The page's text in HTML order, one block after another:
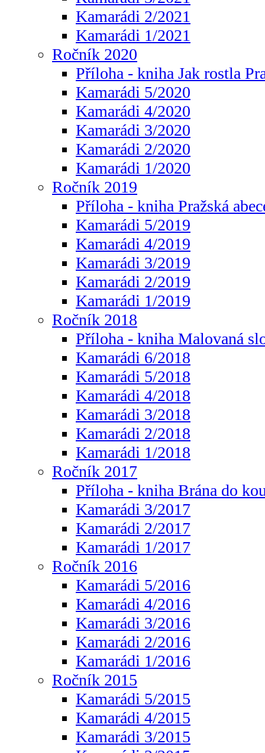
Kamarádi 2/2021
Kamarádi 1/2021
Ročník 2020
Příloha - kniha Jak rostla
Kamarádi 5/2020
Kamarádi 4/2020
Kamarádi 3/2020
Kamarádi 2/2020
Kamarádi 1/2020
Ročník 2019
Příloha - kniha Pražská
Kamarádi 5/2019
Kamarádi 4/2019
Kamarádi 3/2019
Kamarádi 2/2019
Kamarádi 1/2019
Ročník 2018
Příloha - kniha Malovaná
Kamarádi 6/2018
Kamarádi 5/2018
Kamarádi 4/2018
Kamarádi 3/2018
Kamarádi 2/2018
Kamarádi 1/2018
Ročník 2017
Příloha - kniha Brána do
Kamarádi 3/2017
Kamarádi 2/2017
Kamarádi 1/2017
Ročník 2016
Kamarádi 5/2016
Kamarádi 4/2016
Kamarádi 3/2016
Kamarádi 2/2016
Kamarádi 1/2016
Ročník 2015
Kamarádi 5/2015
Kamarádi 4/2015
Kamarádi 3/2015